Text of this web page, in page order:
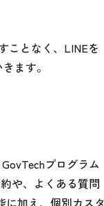
ことなく、LINEを
ます。
プログラム
や、よくある質問